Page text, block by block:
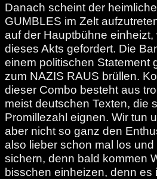
Danach scheint der
GUMBLES im Zelt
auf der Hauptbühne
dieses Akts gefordert. Die
einem politischen Statement
zum NAZIS RAUS brüllen.
dieser Combo besteht aus
meist deutschen Texten, die
Promillezahl eignen. Wir tun
aber nicht so ganz den
also lieber schon mal los
sichern, denn bald kommen
bisschen einheizen, denn